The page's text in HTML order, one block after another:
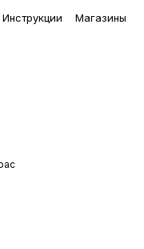
Инструкции Магазины